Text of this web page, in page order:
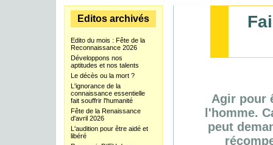
Agir pour
l'homme.
peut
Editos archivés
Edito du mois : Fête de la
Reconnaissance 2026
Développons nos
aptitudes et nos talents
Le décès ou la mort ?
L'ignorance de la
connaissance essentielle
fait souffrir l'humanité
Fête de la Renaissance
d'avril 2026
L'audition pour être aidé et
libéré